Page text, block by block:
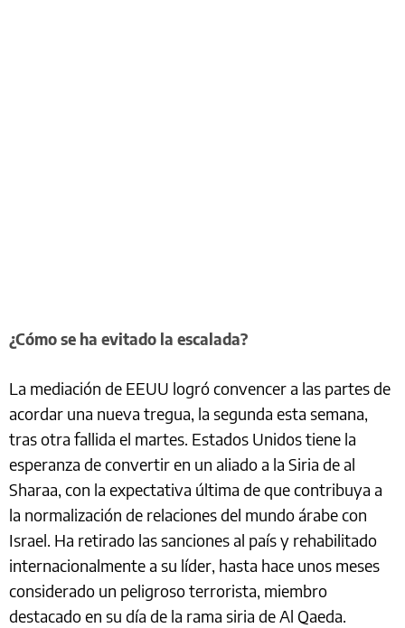
¿Cómo se ha evitado la escalada?
La mediación de EEUU logró convencer a las partes de
acordar una nueva tregua, la segunda esta semana,
tras otra fallida el martes. Estados Unidos tiene la
esperanza de convertir en un aliado a la Siria de al
Sharaa, con la expectativa última de que contribuya a
la normalización de relaciones del mundo árabe con
Israel. Ha retirado las sanciones al país y rehabilitado
internacionalmente a su líder, hasta hace unos meses
considerado un peligroso terrorista, miembro
destacado en su día de la rama siria de Al Qaeda.